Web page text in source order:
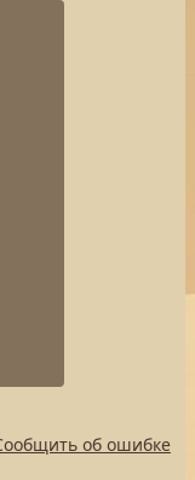
об ошибке